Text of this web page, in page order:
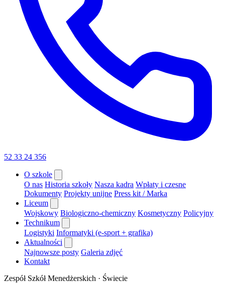
52 33 24 356
O szkole
O nas Historia szkoły Nasza kadra Wpłaty i czesne
Dokumenty Projekty unijne Press kit / Marka
Liceum
Wojskowy Biologiczno-chemiczny Kosmetyczny Policyjny
Technikum
Logistyki Informatyki (e-sport + grafika)
Aktualności
Najnowsze posty Galeria zdjęć
Kontakt
Zespół Szkół Menedżerskich · Świecie